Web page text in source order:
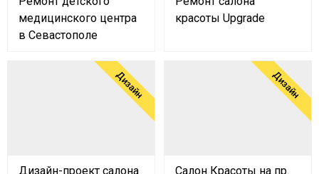
медицинского центра
в Севастополе
красоты Upgrade
Дизайн
Дизайн-проект салона
Дизайн
Салон Красоты на пр.